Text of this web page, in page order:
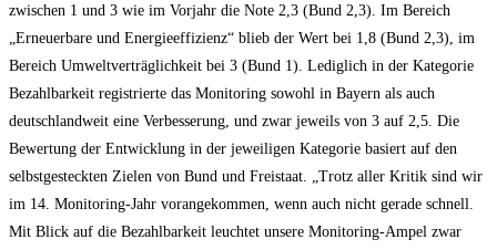
zwi­schen 1 und 3 wie im Vor­jahr die Note 2,3 (Bund 2,3). Im Bereich
„Erneu­er­ba­re und Ener­gie­ef­fi­zi­enz“ blieb der Wert bei 1,8 (Bund 2,3), im
Bereich Umwelt­ver­träg­lich­keit bei 3 (Bund 1). Ledig­lich in der Kate­go­rie
Bezahl­bar­keit regis­trier­te das Moni­to­ring sowohl in Bay­ern als auch
deutsch­land­weit eine Ver­bes­se­rung, und zwar jeweils von 3 auf 2,5. Die
Bewer­tung der Ent­wick­lung in der jewei­li­gen Kate­go­rie basiert auf den
selbst­ge­steck­ten Zie­len von Bund und Frei­staat. „Trotz aller Kri­tik sind wir
im 14. Moni­to­ring-Jahr vor­an­ge­kom­men, wenn auch nicht gera­de schnell.
Mit Blick auf die Bezahl­bar­keit leuch­tet unse­re Moni­to­ring-Ampel zwar